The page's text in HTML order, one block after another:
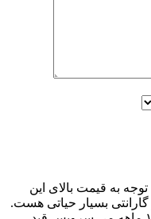
به قیمت بالای این
بسیار حیاتی هست.